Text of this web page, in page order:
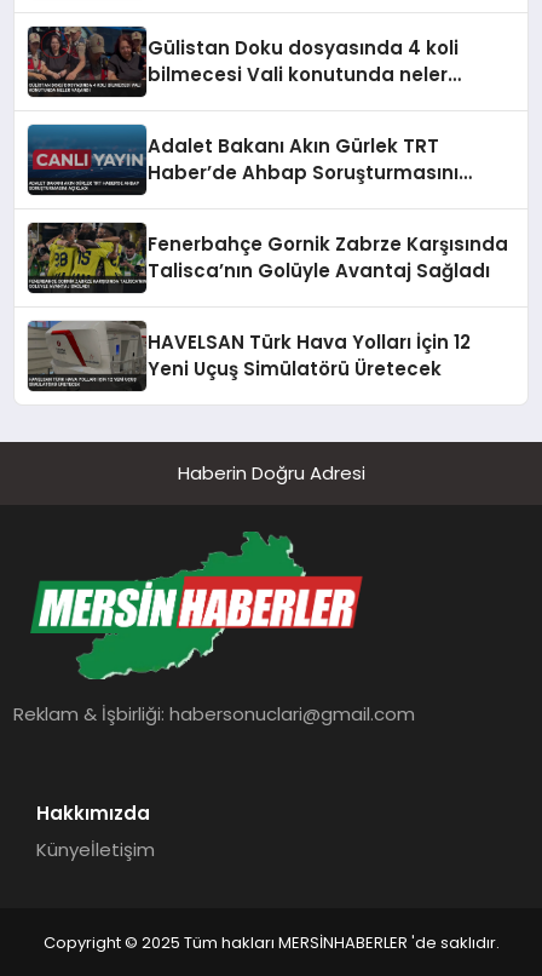
Gülistan Doku dosyasında 4 koli
bilmecesi Vali konutunda neler
Adalet Bakanı Akın Gürlek TRT
Haber’de Ahbap Soruşturmasını
Fenerbahçe Gornik Zabrze Karşısında
Talisca’nın Golüyle Avantaj Sağladı
HAVELSAN Türk Hava Yolları İçin 12
Yeni Uçuş Simülatörü Üretecek
Haberin Doğru Adresi
Reklam & İşbirliği:habersonuclari@gmail.com
Hakkımızda
Künyeİletişim
Copyright © 2025 Tüm hakları MERSİNHABERLER 'de saklıdır.